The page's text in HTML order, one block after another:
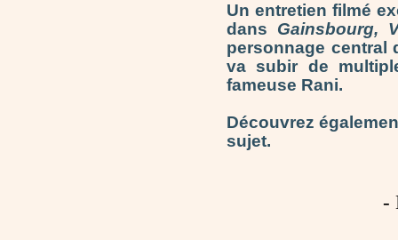
Un entretien filmé
dans Gainsbourg,
personnage central
va subir de
fameuse Rani.
Découvrez
sujet.
-